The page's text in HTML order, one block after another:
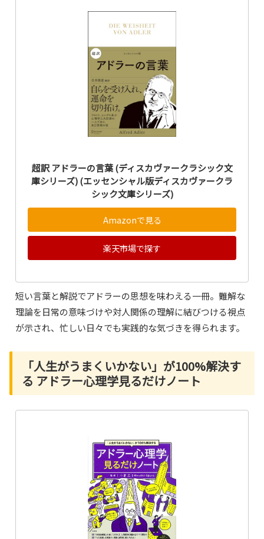
超訳 アドラーの言葉 (ディスカヴァークラシック文
庫シリーズ) (エッセンシャル版ディスカヴァークラ
シック文庫シリーズ)
Amazonで見る
楽天市場で探す
短い言葉と解説でアドラーの思想を味わえる一冊。難解な
理論を日常の意味づけや対人関係の理解に結びつける視点
が示され、忙しい日々でも実践的な気づきを得られます。
「人生がうまくいかない」が100%解決す
る アドラー心理学見るだけノート